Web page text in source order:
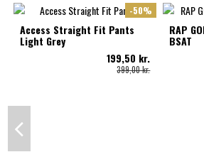
-50%
Access Straight Fit Pants
Light Grey
199,50 kr.
399,00 kr.
RAP
BSAT